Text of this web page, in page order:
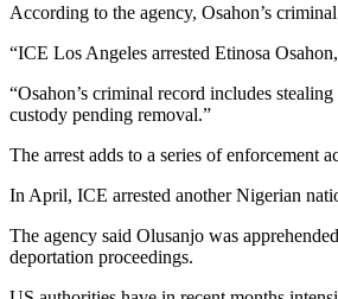
According to the agency, Osahon’s
“ICE Los Angeles arrested Etinosa
“Osahon’s criminal record includes
custody pending removal.”
The arrest adds to a series of enforcement
In April, ICE arrested another Nigerian
The agency said Olusanjo was
deportation proceedings.